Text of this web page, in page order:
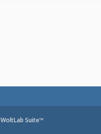
WoltLab Suite™